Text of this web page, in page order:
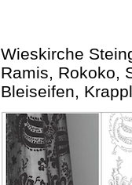
Wieskirche
Ramis, Rokoko,
Bleiseifen,